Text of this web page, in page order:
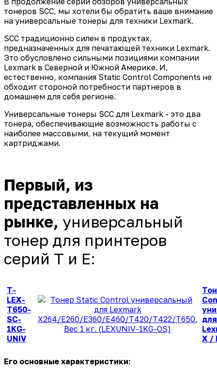
тонеров SCС, мы хотели бы обратить ваше внимание
на универсальные тонеры для техники Lexmark.
SCС традиционно силен в продуктах,
предназначенных для печатающей техники Lexmark.
Это обусловлено сильными позициями компании
Lexmark в Северной и Южной Америке. И,
естественно, компания Static Control Components не
обходит стороной потребности партнеров в
домашнем для себя регионе.
Универсальные тонеры SCC для Lexmark - это два
тонера, обеспечивающие возможность работы с
наиболее массовыми, на текущий момент
картриджами.
Первый, из
представленных на
рынке, универсальный
тонер для принтеров
серий T и E:
T-
LEX-
T650-
SC-
1KG-
UNIV
X /
Его основные характеристики: